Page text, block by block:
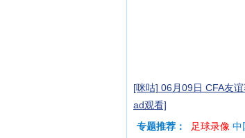
[咪咕] 06月09日 CFA友
ad观看]
专题推荐：
足球录像 中